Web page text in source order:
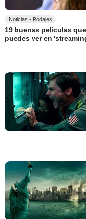
Noticias - Rodajes
19 buenas películas
puedes ver en